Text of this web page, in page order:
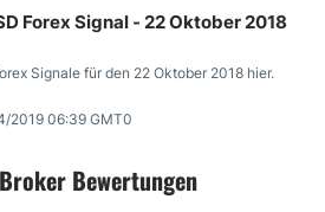
Bewertungen
BTC/USD Forex Signal - 22 Oktober 2018
Signale für den 22 Oktober 2018 hier.
2019 06:39 GMT0